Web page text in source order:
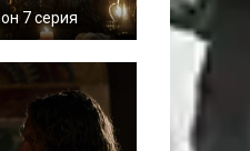
7 серия